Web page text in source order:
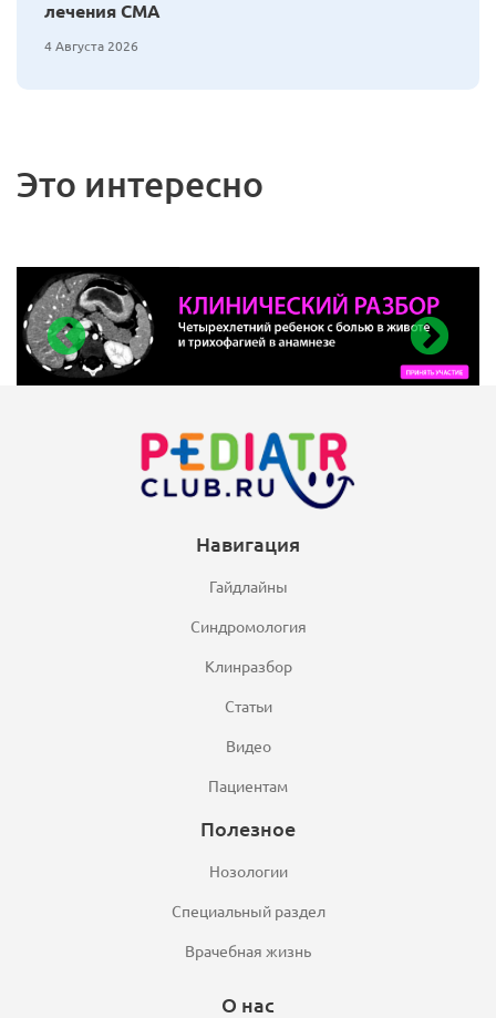
лечения СМА
4 Августа 2026
Это интересно
Навигация
Гайдлайны
Синдромология
Клинразбор
Статьи
Видео
Пациентам
Полезное
Нозологии
Специальный раздел
Врачебная жизнь
О нас